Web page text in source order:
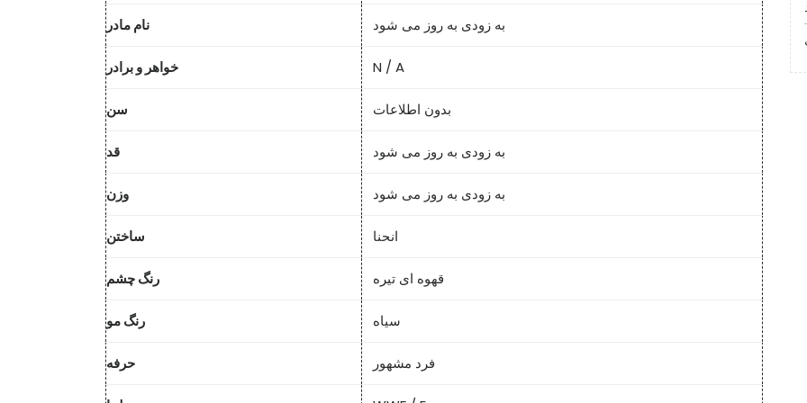
نام مادر به زودی به روز می شود
خواهر و برادر N / A
سن بدون اطلاعات
قد به زودی به روز می شود
وزن به زودی به روز می شود
ساختن انحنا
رنگ چشم قهوه ای تیره
رنگ مو سیاه
حرفه فرد مشهور